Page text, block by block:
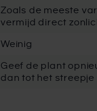
Zoals de meeste
vermijd direct
Weinig
Geef de plant
dan tot het streepje